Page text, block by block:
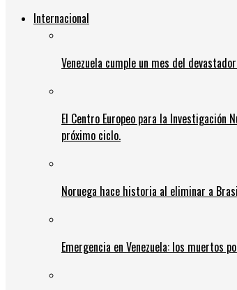
Internacional
Venezuela cumple un mes del
El Centro Europeo para la
próximo ciclo.
Noruega hace historia al eliminar a
Emergencia en Venezuela: los muertos